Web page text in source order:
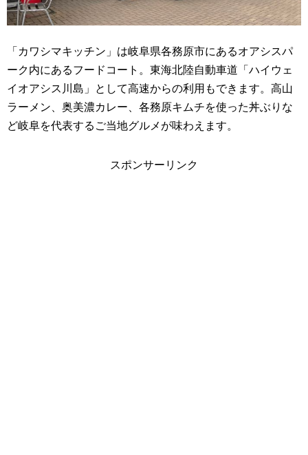
「カワシマキッチン」は岐阜県各務原市にあるオアシスパ
ーク内にあるフードコート。東海北陸自動車道「ハイウェ
イオアシス川島」として高速からの利用もできます。高山
ラーメン、奥美濃カレー、各務原キムチを使った丼ぶりな
ど岐阜を代表するご当地グルメが味わえます。
スポンサーリンク